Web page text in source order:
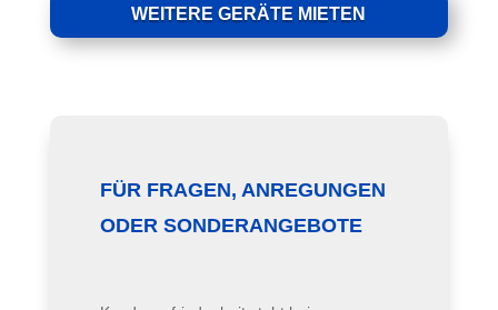
WEITERE GERÄTE MIETEN
FÜR FRAGEN, ANREGUNGEN
ODER SONDERANGEBOTE